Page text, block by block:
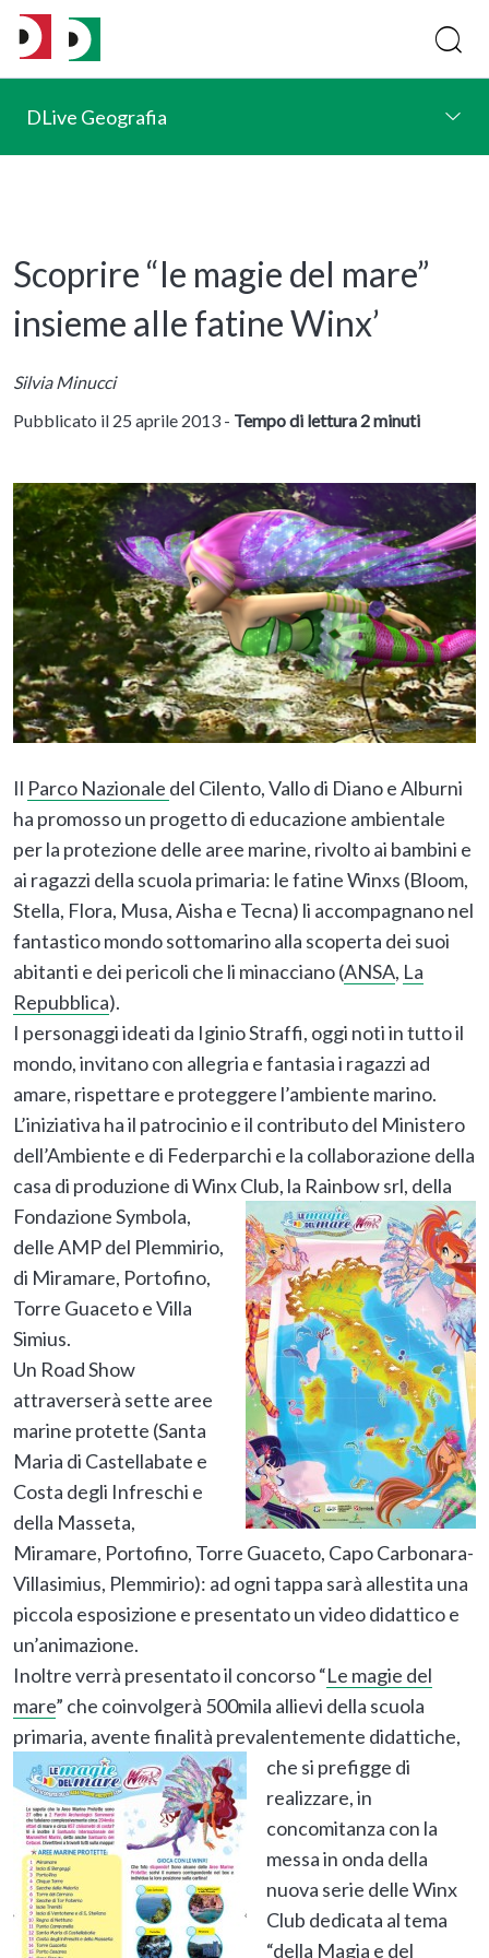
DLive Geografia
Scoprire “le magie del mare”
insieme alle fatine Winx’
Silvia Minucci
Pubblicato il 25 aprile 2013 - Tempo di lettura 2 minuti
Il Parco Nazionale del Cilento, Vallo di Diano e Alburni
ha promosso un progetto di educazione ambientale
per la protezione delle aree marine, rivolto ai bambini e
ai ragazzi della scuola primaria: le fatine Winxs (Bloom,
Stella, Flora, Musa, Aisha e Tecna) li accompagnano nel
fantastico mondo sottomarino alla scoperta dei suoi
abitanti e dei pericoli che li minacciano (ANSA, La
Repubblica).
I personaggi ideati da Iginio Straffi, oggi noti in tutto il
mondo, invitano con allegria e fantasia i ragazzi ad
amare, rispettare e proteggere l’ambiente marino.
L’iniziativa ha il patrocinio e il contributo del Ministero
dell’Ambiente e di Federparchi e la collaborazione della
casa di produzione di Winx Club, la Rainbow srl, della
Fondazione Symbola,
delle AMP del Plemmirio,
di Miramare, Portofino,
Torre Guaceto e Villa
Simius.
Un Road Show
attraverserà sette aree
marine protette (Santa
Maria di Castellabate e
Costa degli Infreschi e
della Masseta,
Miramare, Portofino, Torre Guaceto, Capo Carbonara-
Villasimius, Plemmirio): ad ogni tappa sarà allestita una
piccola esposizione e presentato un video didattico e
un’animazione.
Inoltre verrà presentato il concorso “Le magie del
mare” che coinvolgerà 500mila allievi della scuola
primaria, avente finalità prevalentemente didattiche,
che si prefigge di
realizzare, in
concomitanza con la
messa in onda della
nuova serie delle Winx
Club dedicata al tema
“della Magia e del